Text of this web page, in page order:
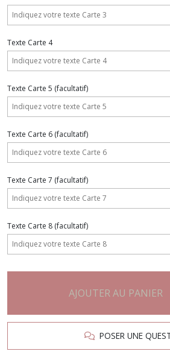
Texte Carte 4
Texte Carte 5 (facultatif)
Texte Carte 6 (facultatif)
Texte Carte 7 (facultatif)
Texte Carte 8 (facultatif)
AJOUTER AU PANIER
POSER UNE